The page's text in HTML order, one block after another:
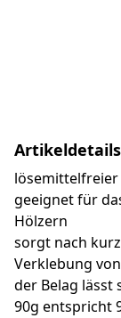
Artikeldetails
lösemittelfreier
geeignet für
Hölzern
sorgt nach
Verklebung
der Belag lässt
90g entspricht